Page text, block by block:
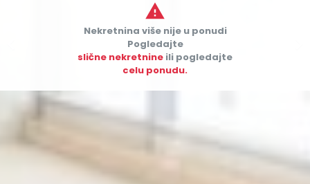

Nekretnina više nije u ponudi
Pogledajte
slične nekretnine ili pogledajte
celu ponudu.